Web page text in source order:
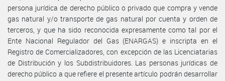
persona jurídica de derecho público o privado que compra y vende
gas natural y/o transporte de gas natural por cuenta y orden de
terceros, y que ha sido reconocida expresamente como tal por el
Ente Nacional Regulador del Gas (ENARGAS) e inscripta en el
Registro de Comercializadores, con excepción de las Licenciatarias
de Distribución y los Subdistribuidores. Las personas jurídicas de
derecho público a que refiere el presente artículo podrán desarrollar